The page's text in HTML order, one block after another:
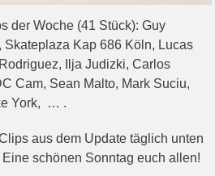
der Woche (41 Stück): Guy
Skateplaza Kap 686 Köln, Lucas
Ilja Judizki, Carlos
Cam, Sean Malto, Mark Suciu,
York, … .
aus dem Update täglich unten
schönen Sonntag euch allen!